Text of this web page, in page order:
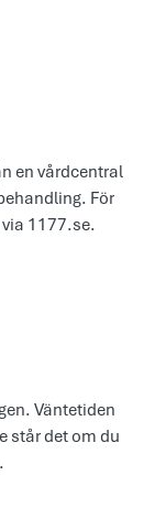
en vårdcentral
För
via 1177.se.
Väntetiden
står det om du